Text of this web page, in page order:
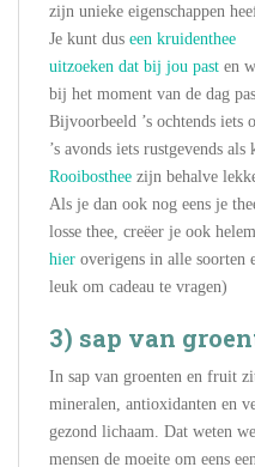
zijn unieke eigenschappen
Je kunt dus een kruidenthee
uitzoeken dat bij jou past en
bij het moment van de dag
Bijvoorbeeld ’s ochtends iets
’s avonds iets rustgevends als
Rooibosthee zijn behalve
Als je dan ook nog eens je
losse thee, creëer je ook
hier overigens in alle soorten
leuk om cadeau te vragen)
3) sap van
In sap van groenten en fruit
mineralen, antioxidanten en
gezond lichaam. Dat weten
mensen de moeite om eens